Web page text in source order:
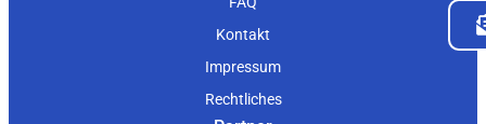
Kontakt
Impressum
Rechtliches